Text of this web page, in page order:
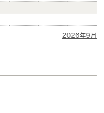
2026年9月